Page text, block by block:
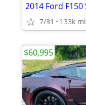
7/31 133k mi
$60,995